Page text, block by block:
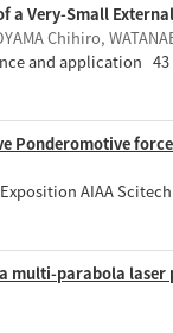
a Very-Small
Chihiro,
and application 43
Ponderomotive
AIAA
multi-parabola laser